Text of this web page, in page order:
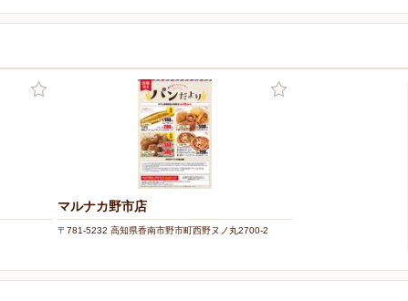
マルナカ野市店
〒781-5232 高知県香南市野市町西野ヌノ丸2700-2